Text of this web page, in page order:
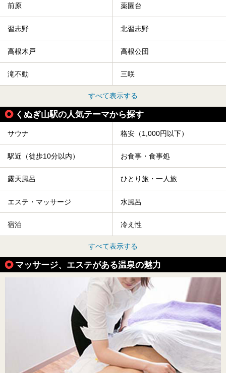
前原 薬園台
習志野 北習志野
高根木戸 高根公団
滝不動 三咲
すべて表示する
くぬぎ山駅の人気テーマから探す
サウナ 格安（1,000円以下）
駅近（徒歩10分以内） お食事・食事処
露天風呂 ひとり旅・一人旅
エステ・マッサージ 水風呂
宿泊 冷え性
すべて表示する
マッサージ、エステがある温泉の魅力